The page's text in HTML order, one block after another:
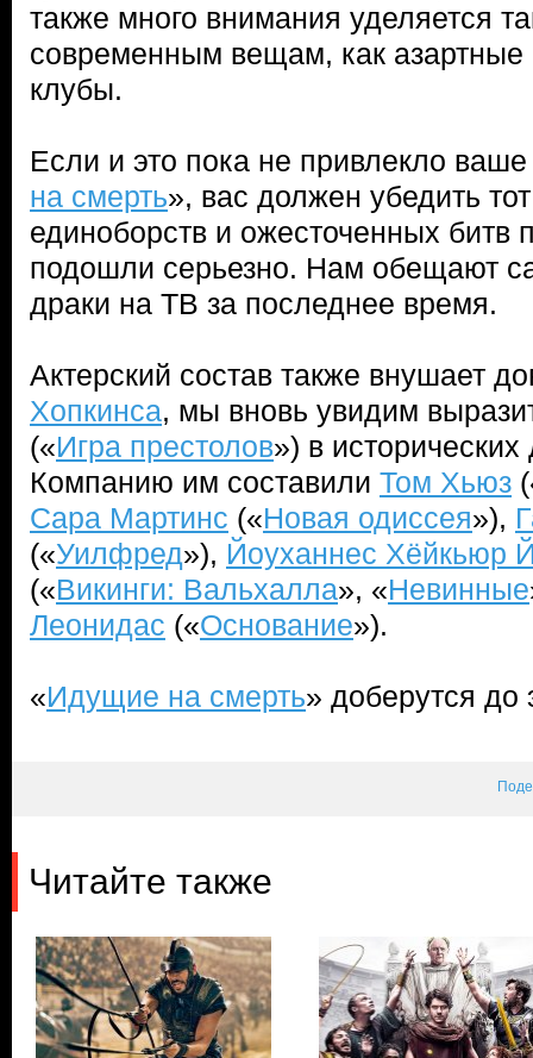
также много внимания уделяется
современным вещам, как азартные
клубы.
Если и это пока не привлекло
на смерть», вас должен убедить
единоборств и ожесточенных битв
подошли серьезно. Нам обещают
драки на ТВ за последнее время.
Актерский состав также внушает
Хопкинса, мы вновь увидим
(«Игра престолов») в
Компанию им составили Том Хьюз
Сара Мартинс («Новая одиссея»),
(«Уилфред»), Йоуханнес Хёйкьюр
(«Викинги: Вальхалла», «Невинные
Леонидас («Основание»).
«Идущие на смерть» доберутся до
Читайте также